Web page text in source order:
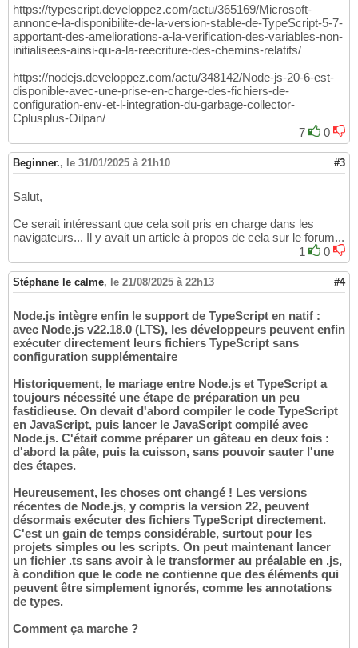
https://typescript.developpez.com/actu/365169/Microsoft-
annonce-la-disponibilite-de-la-version-stable-de-TypeScript-5-7-
apportant-des-ameliorations-a-la-verification-des-variables-non-
initialisees-ainsi-qu-a-la-reecriture-des-chemins-relatifs/
https://nodejs.developpez.com/actu/348142/Node-js-20-6-est-
disponible-avec-une-prise-en-charge-des-fichiers-de-
configuration-env-et-l-integration-du-garbage-collector-
Cplusplus-Oilpan/
7
0
Beginner., le 31/01/2025 à 21h10 #3
Salut,
Ce serait intéressant que cela soit pris en charge dans les
navigateurs... Il y avait un article à propos de cela sur le forum...
1
0
Stéphane le calme, le 21/08/2025 à 22h13 #4
Node.js intègre enfin le support de TypeScript en natif :
avec Node.js v22.18.0 (LTS), les développeurs peuvent enfin
exécuter directement leurs fichiers TypeScript sans
configuration supplémentaire
Historiquement, le mariage entre Node.js et TypeScript a
toujours nécessité une étape de préparation un peu
fastidieuse. On devait d'abord compiler le code TypeScript
en JavaScript, puis lancer le JavaScript compilé avec
Node.js. C'était comme préparer un gâteau en deux fois :
d'abord la pâte, puis la cuisson, sans pouvoir sauter l'une
des étapes.
Heureusement, les choses ont changé ! Les versions
récentes de Node.js, y compris la version 22, peuvent
désormais exécuter des fichiers TypeScript directement.
C'est un gain de temps considérable, surtout pour les
projets simples ou les scripts. On peut maintenant lancer
un fichier .ts sans avoir à le transformer au préalable en .js,
à condition que le code ne contienne que des éléments qui
peuvent être simplement ignorés, comme les annotations
de types.
Comment ça marche ?